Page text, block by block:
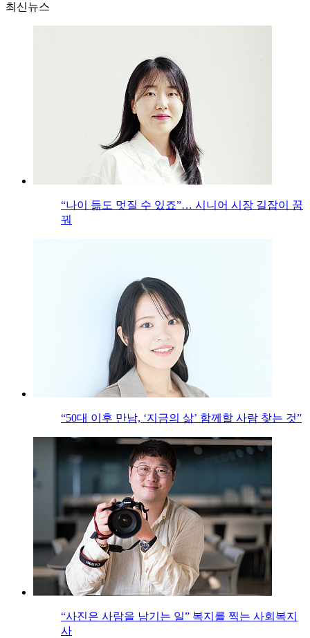
최신뉴스
“나이 듦도 멋질 수 있죠”… 시니어 시장 길잡이 꿈
꿔
“50대 이후 만남, ‘지금의 삶’ 함께할 사람 찾는 것”
“사진은 사람을 남기는 일” 복지를 찍는 사회복지
사